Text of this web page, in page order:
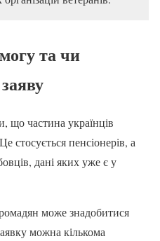
та чи
що частина українців
стосується пенсіонерів, а
дані яких уже є у
може знадобитися
можна кількома